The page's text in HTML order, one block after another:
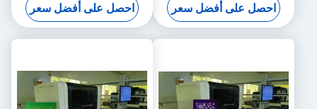
احصل على أفضل سعر احصل على أفضل سعر